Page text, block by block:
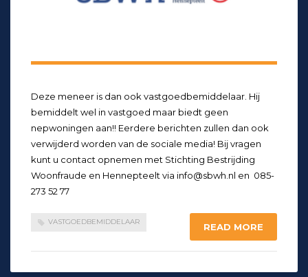
Deze meneer is dan ook vastgoedbemiddelaar. Hij
bemiddelt wel in vastgoed maar biedt geen
nepwoningen aan!! Eerdere berichten zullen dan ook
verwijderd worden van de sociale media! Bij vragen
kunt u contact opnemen met Stichting Bestrijding
Woonfraude en Hennepteelt via info@sbwh.nl en 085-
273 52 77
VASTGOEDBEMIDDELAAR READ MORE